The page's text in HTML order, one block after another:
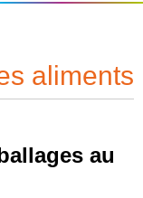
aliments
au